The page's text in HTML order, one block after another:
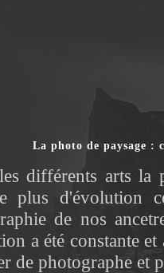
La photo de paysage :
différents arts la
plus d'évolution
de nos
a été constante
de photographe et